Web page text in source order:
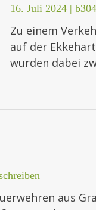
16. Juli 2024 | b304
Zu einem
auf der
wurden dabei
aus